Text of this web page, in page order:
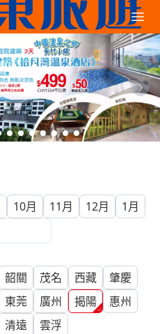
10月 11月 12月 1月
韶關 茂名 西藏
肇慶
東莞 廣州 揭陽
惠州
清遠
雲浮